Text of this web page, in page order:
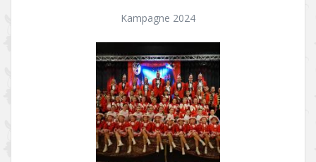
Kampagne 2024